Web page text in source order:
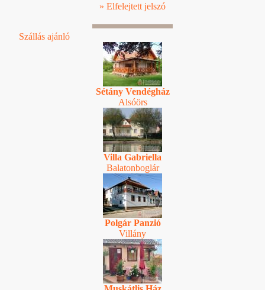
» Elfelejtett jelszó
Szállás ajánló
Sétány Vendégház
Alsóörs
Villa Gabriella
Balatonboglár
Polgár Panzió
Villány